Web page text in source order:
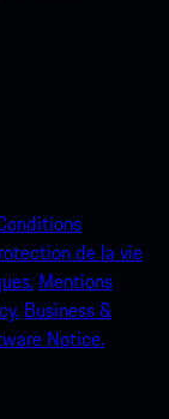
de la vie
Mentions
Business &
Notice.